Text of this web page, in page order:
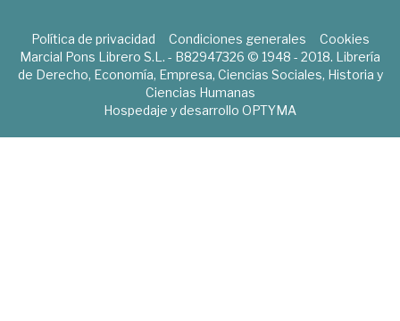
Política de privacidad Condiciones generales
Cookies
Marcial Pons Librero S.L. - B82947326 © 1948 - 2018. Librería
de Derecho, Economía, Empresa, Ciencias Sociales, Historia y
Ciencias Humanas
Hospedaje y desarrollo OPTYMA